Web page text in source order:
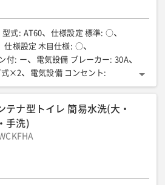
型式: AT60 仕様設定 標準: ○
仕様設定 木目仕様: ○
付: ー 電気設備 ブレーカー: 30A
式×2 電気設備 コンセント :
換気等: 換気扇×1 全長(mm): 7200
床パネル耐荷重(N/㎡{kgf/㎡}):
テナ型トイレ 簡易水洗(大・
手洗)